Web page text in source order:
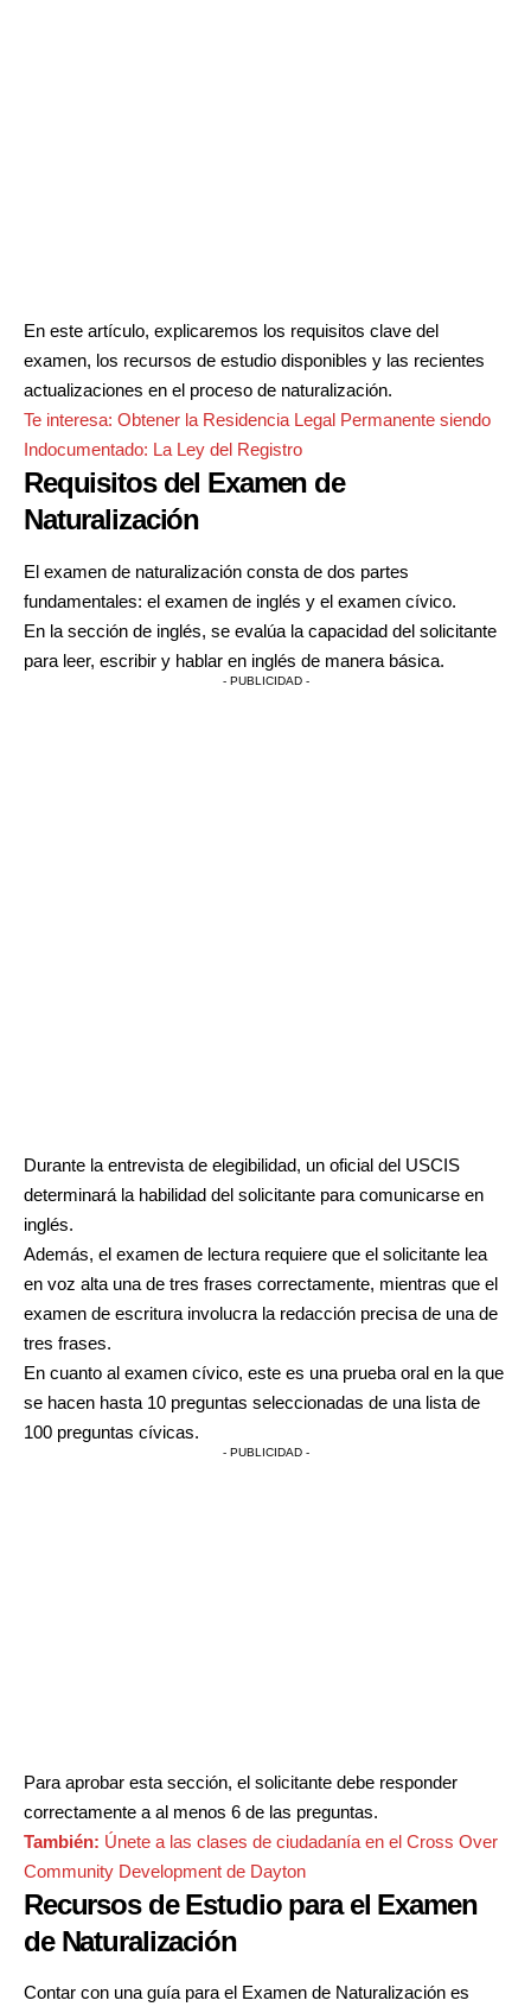
En este artículo, explicaremos los requisitos clave del
examen, los recursos de estudio disponibles y las recientes
actualizaciones en el proceso de naturalización.
Te interesa: Obtener la Residencia Legal Permanente siendo
Indocumentado: La Ley del Registro
Requisitos del Examen de
Naturalización
El examen de naturalización consta de dos partes
fundamentales: el examen de inglés y el examen cívico.
En la sección de inglés, se evalúa la capacidad del solicitante
para leer, escribir y hablar en inglés de manera básica.
- PUBLICIDAD -
Durante la entrevista de elegibilidad, un oficial del USCIS
determinará la habilidad del solicitante para comunicarse en
inglés.
Además, el examen de lectura requiere que el solicitante lea
en voz alta una de tres frases correctamente, mientras que el
examen de escritura involucra la redacción precisa de una de
tres frases.
En cuanto al examen cívico, este es una prueba oral en la que
se hacen hasta 10 preguntas seleccionadas de una lista de
100 preguntas cívicas.
- PUBLICIDAD -
Para aprobar esta sección, el solicitante debe responder
correctamente a al menos 6 de las preguntas.
También: Únete a las clases de ciudadanía en el Cross Over
Community Development de Dayton
Recursos de Estudio para el Examen
de Naturalización
Contar con una guía para el Examen de Naturalización es